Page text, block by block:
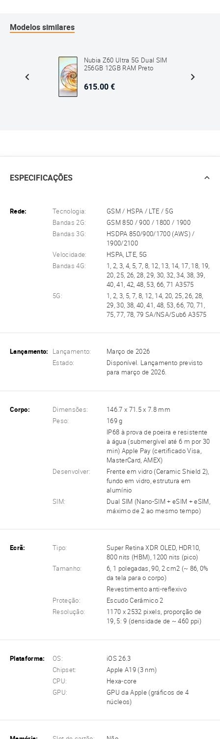
Modelos similares
Nubia Z60 Ultra 5G Dual SIM
256GB 12GB RAM Preto
615.00 €
ESPECIFICAÇÕES
Rede: Tecnologia:
GSM / HSPA / LTE / 5G
Bandas 2G:
GSM 850 / 900 / 1800 / 1900
Bandas 3G:
HSDPA 850/900/1700 (AWS) /
1900/2100
Velocidade:
HSPA, LTE, 5G
Bandas 4G:
1, 2, 3, 4, 5, 7, 8, 12, 13, 14, 17, 18, 19,
20, 25, 26, 28, 29, 30, 32, 34, 38, 39,
40, 41, 42, 48, 53, 66, 71 A3575
5G:
1, 2, 3, 5, 7, 8, 12, 14, 20, 25, 26, 28,
29, 30, 38, 40, 41, 48, 53, 66, 70, 71,
75, 77, 78, 79 SA/NSA/Sub6 A3575
Lançamento: Lançamento:
Março de 2026
Estado:
Disponível. Lançamento previsto
para março de 2026.
Corpo: Dimensões:
146.7 x 71.5 x 7.8 mm
Peso:
169 g
IP68 à prova de poeira e resistente
à água (submergível até 6 m por 30
min) Apple Pay (certificado Visa,
MasterCard, AMEX)
Desenvolver:
Frente em vidro (Ceramic Shield 2),
fundo em vidro, estrutura em
alumínio
SIM:
Dual SIM (Nano-SIM + eSIM + eSIM,
máximo de 2 ao mesmo tempo)
Ecrã: Tipo:
Super Retina XDR OLED, HDR10,
800 nits (HBM), 1200 nits (pico)
Tamanho:
6, 1 polegadas, 90, 2 cm2 (~ 86, 0%
da tela para o corpo)
Revestimento anti-reflexivo
Proteção:
Escudo Cerâmico 2
Resolução:
1170 x 2532 pixels, proporção de
19, 5: 9 (densidade de ~ 460 ppi)
Plataforma: OS:
iOS 26.3
Chipset:
Apple A19 (3 nm)
CPU:
Hexa-core
GPU:
GPU da Apple (gráficos de 4
núcleos)